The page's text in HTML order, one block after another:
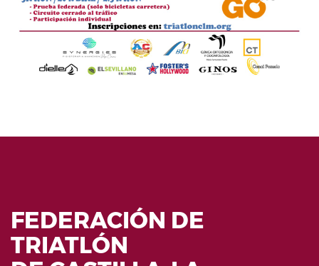
FEDERACIÓN DE
TRIATLÓN